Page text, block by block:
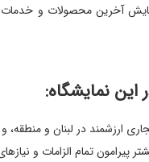
آخرین محصولات و
این نمایشگاه:
ارزشمند در لبنان و
پیرامون تمام الزامات و